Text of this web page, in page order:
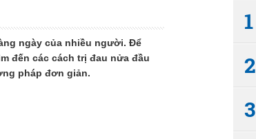
ngày của nhiều người. Để
đến các cách trị đau nửa đầu
pháp đơn giản.
1
2
3